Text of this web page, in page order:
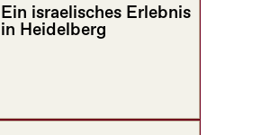
Ein israelisches Erlebnis
in Heidelberg